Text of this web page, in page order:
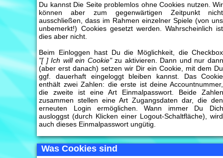
Du kannst Die Seite problemlos ohne Cookies nutzen. Wir
können aber zum gegenwärtigen Zeitpunkt nicht
ausschließen, dass im Rahmen einzelner Spiele (von uns
unbemerkt!) Cookies gesetzt werden. Wahrscheinlich ist
dies aber nicht.
Beim Einloggen hast Du die Möglichkeit, die Checkbox
"[ ] Ich will ein Cookie"zu aktivieren. Dann und nur dann
(aber erst danach) setzen wir Dir ein Cookie, mit dem Du
ggf. dauerhaft eingeloggt bleiben kannst. Das Cookie
enthält zwei Zahlen: die erste ist deine Accountnummer,
die zweite ist eine Art Einmalpasswort. Beide Zahlen
zusammen stellen eine Art Zugangsdaten dar, die den
erneuten Login ermöglichen. Wann immer Du Dich
ausloggst (durch Klicken einer Logout-Schaltfläche), wird
auch dieses Einmalpasswort ungütig.
Was Cookies sind